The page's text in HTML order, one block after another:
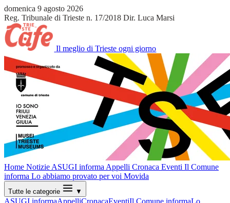
domenica 9 agosto 2026
Reg. Tribunale di Trieste n. 17/2018 Dir. Luca Marsi
Il meglio di Trieste ogni giorno
Home Notizie ASUGI informa Appelli Cronaca Eventi Il Comune
informa Lo abbiamo provato per voi Movida
Tutte le categorie ▼
ASUGI informaAppelliCronacaEventiIl Comune informaLo